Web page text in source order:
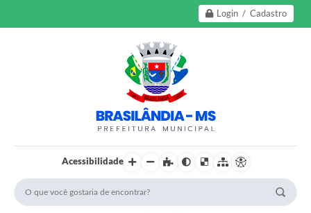
Login / Cadastro
Acessibilidade